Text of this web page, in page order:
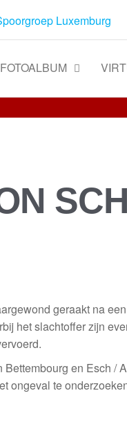
FOTOALBUM
geraakt na
het slachtoffer zijn
en Esch
ongeval te